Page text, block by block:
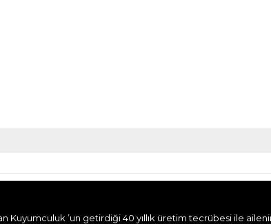
Kuyumculuk ’un getirdiği 40 yıllık üretim tecrübesi ile